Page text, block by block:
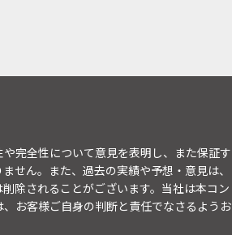
完全性について意見を表明し、また保証す
せん。また、過去の実績や予想・意見は、
除されることがございます。当社は本コン
お客様ご自身の判断と責任でなさるようお